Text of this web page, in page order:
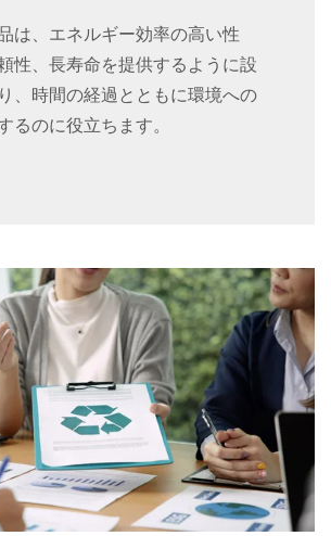
は、エネルギー効率の高い性
性、長寿命を提供するように設
、時間の経過とともに環境への
るのに役立ちます。